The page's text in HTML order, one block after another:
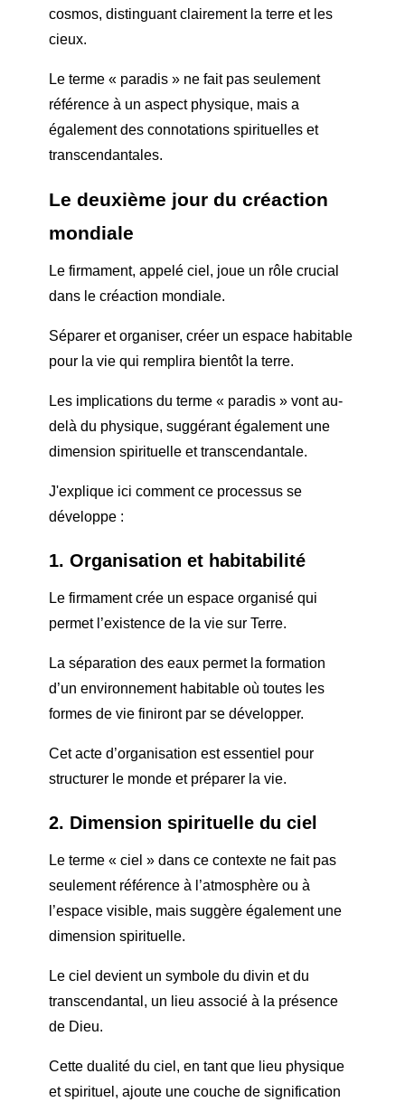
cosmos, distinguant clairement la terre et les
cieux.
Le terme « paradis » ne fait pas seulement
référence à un aspect physique, mais a
également des connotations spirituelles et
transcendantales.
Le deuxième jour du créaction
mondiale
Le firmament, appelé ciel, joue un rôle crucial
dans le créaction mondiale.
Séparer et organiser, créer un espace habitable
pour la vie qui remplira bientôt la terre.
Les implications du terme « paradis » vont au-
delà du physique, suggérant également une
dimension spirituelle et transcendantale.
J'explique ici comment ce processus se
développe :
1. Organisation et habitabilité
Le firmament crée un espace organisé qui
permet l’existence de la vie sur Terre.
La séparation des eaux permet la formation
d’un environnement habitable où toutes les
formes de vie finiront par se développer.
Cet acte d’organisation est essentiel pour
structurer le monde et préparer la vie.
2. Dimension spirituelle du ciel
Le terme « ciel » dans ce contexte ne fait pas
seulement référence à l’atmosphère ou à
l’espace visible, mais suggère également une
dimension spirituelle.
Le ciel devient un symbole du divin et du
transcendantal, un lieu associé à la présence
de Dieu.
Cette dualité du ciel, en tant que lieu physique
et spirituel, ajoute une couche de signification